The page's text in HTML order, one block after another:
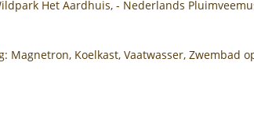
Het Aardhuis, - Nederlands
Magnetron, Koelkast, Vaatwasser, Zwembad